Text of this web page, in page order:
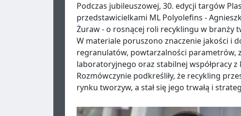
Podczas jubileuszowej, 30. edycji targów
przedstawicielkami ML Polyolefins -
Żuraw - o rosnącej roli recyklingu w branży
W materiale poruszono znaczenie jakości i
regranulatów, powtarzalności parametrów,
laboratoryjnego oraz stabilnej współpracy z
Rozmówczynie podkreśliły, że recykling
rynku tworzyw, a stał się jego trwałą i